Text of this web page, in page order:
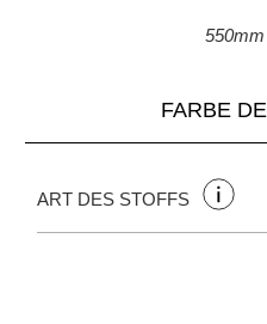
FARBE
ART DES STOFFS